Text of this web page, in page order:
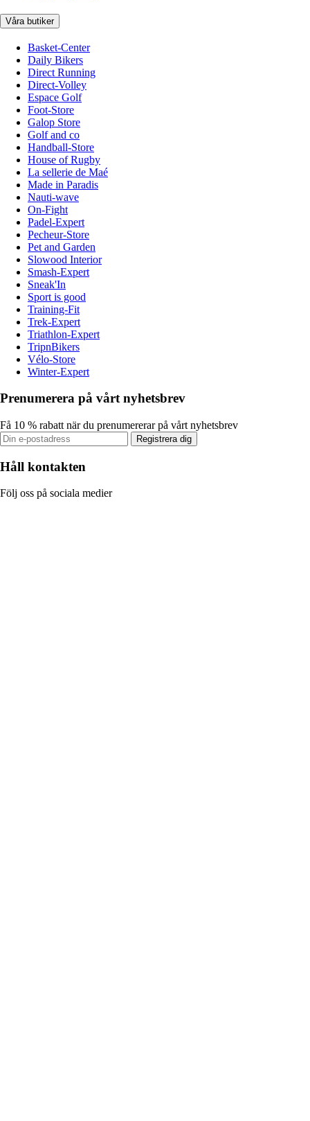
Våra butiker
Basket-Center
Daily Bikers
Direct Running
Direct-Volley
Espace Golf
Foot-Store
Galop Store
Golf and co
Handball-Store
House of Rugby
La sellerie de Maé
Made in Paradis
Nauti-wave
On-Fight
Padel-Expert
Pecheur-Store
Pet and Garden
Slowood Interior
Smash-Expert
Sneak'In
Sport is good
Training-Fit
Trek-Expert
Triathlon-Expert
TripnBikers
Vélo-Store
Winter-Expert
Prenumerera på vårt nyhetsbrev
Få 10 % rabatt när du prenumererar på vårt nyhetsbrev
Registrera dig
Håll kontakten
Följ oss på sociala medier